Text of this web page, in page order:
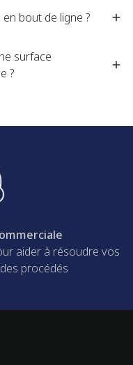
en bout de ligne ?
surface
?
aider à résoudre vos
procédés